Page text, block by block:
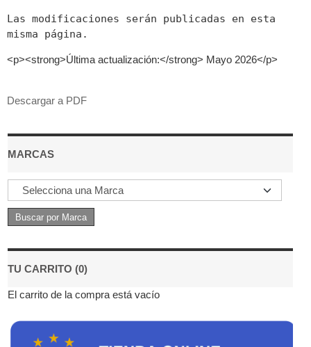
MARCAS
TU CARRITO (0)
El carrito de la compra está vacío
Las modificaciones serán publicadas en esta
misma página.
<p><strong>Última actualización:</strong> Mayo 2026</p>
Descargar a PDF